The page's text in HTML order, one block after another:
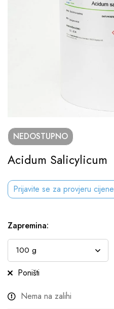
NEDOSTUPNO
Acidum Salicylicum
Prijavite se za provjeru cijene
Zapremina:
Poništi
Nema na zalihi